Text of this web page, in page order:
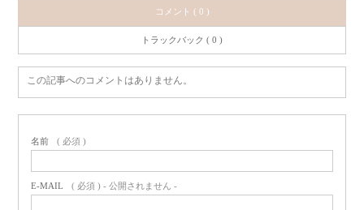
コメント ( 0 )
トラックバック ( 0 )
この記事へのコメントはありません。
名前 ( 必須 )
E-MAIL ( 必須 ) - 公開されません -